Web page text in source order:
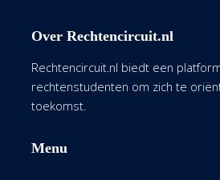
Over Rechtencircuit.nl
Rechtencircuit.nl biedt een
rechtenstudenten om zich te
toekomst.
Menu